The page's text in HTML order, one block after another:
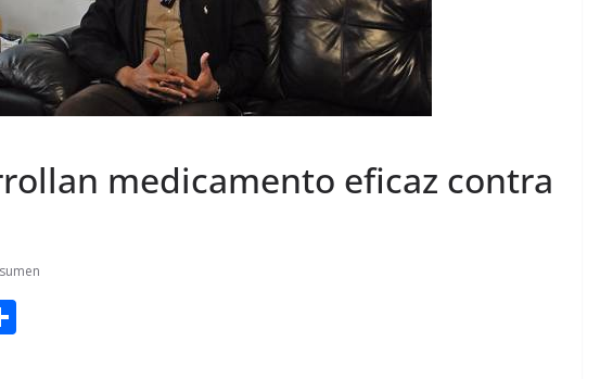
medicamento eficaz contra